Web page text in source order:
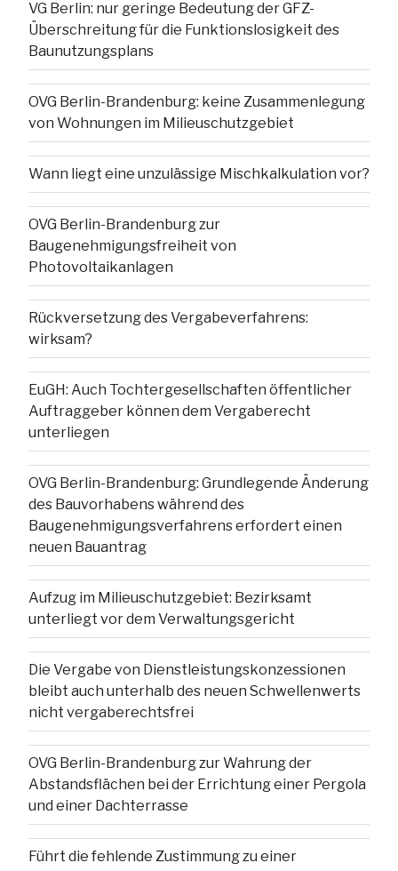
VG Berlin: nur geringe Bedeutung der GFZ-
Überschreitung für die Funktionslosigkeit des
Baunutzungsplans
OVG Berlin-Brandenburg: keine Zusammenlegung
von Wohnungen im Milieuschutzgebiet
Wann liegt eine unzulässige Mischkalkulation vor?
OVG Berlin-Brandenburg zur
Baugenehmigungsfreiheit von
Photovoltaikanlagen
Rückversetzung des Vergabeverfahrens:
wirksam?
EuGH: Auch Tochtergesellschaften öffentlicher
Auftraggeber können dem Vergaberecht
unterliegen
OVG Berlin-Brandenburg: Grundlegende Änderung
des Bauvorhabens während des
Baugenehmigungsverfahrens erfordert einen
neuen Bauantrag
Aufzug im Milieuschutzgebiet: Bezirksamt
unterliegt vor dem Verwaltungsgericht
Die Vergabe von Dienstleistungskonzessionen
bleibt auch unterhalb des neuen Schwellenwerts
nicht vergaberechtsfrei
OVG Berlin-Brandenburg zur Wahrung der
Abstandsflächen bei der Errichtung einer Pergola
und einer Dachterrasse
Führt die fehlende Zustimmung zu einer